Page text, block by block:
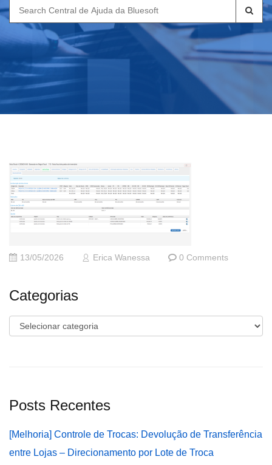
Search
for:
13/05/2026 Erica Wanessa 0 Comments
Categorias
Categorias
Posts Recentes
[Melhoria] Controle de Trocas: Devolução de Transferência
entre Lojas – Direcionamento por Lote de Troca